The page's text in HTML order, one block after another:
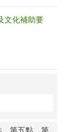
文化補助要
第五點、第